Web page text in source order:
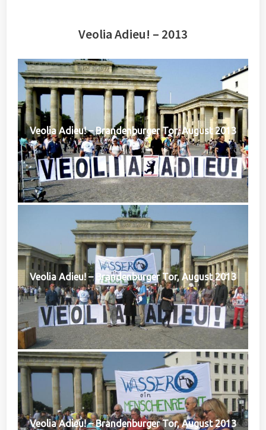
Veolia Adieu! – 2013
Veolia Adieu! – Brandenburger Tor, August 2013
Veolia Adieu! – Brandenburger Tor, August 2013
Veolia Adieu! – Brandenburger Tor, August 2013